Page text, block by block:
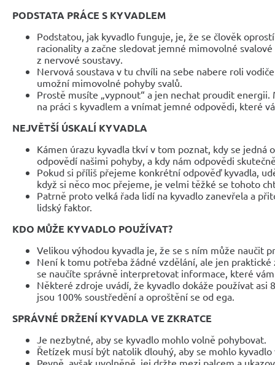
PODSTATA PRÁCE S KYVADLEM
Podstatou, jak kyvadlo funguje, je, že se člověk
racionality a začne sledovat jemné mimovolné
z nervové soustavy.
Nervová soustava v tu chvíli na sebe nabere roli
umožní mimovolné pohyby svalů.
Prostě musíte „vypnout“ a jen nechat proudit energii.
na práci s kyvadlem a vnímat jemné odpovědi, které
NEJVĚTŠÍ ÚSKALÍ KYVADLA
Kámen úrazu kyvadla tkví v tom poznat, kdy se jedná
odpovědí našimi pohyby, a kdy nám odpovědi
Pokud si příliš přejeme konkrétní odpověď kyvadla,
když si něco moc přejeme, je velmi těžké se tohoto
Patrně proto velká řada lidí na kyvadlo zanevřela a
lidský faktor.
KDO MŮŽE KYVADLO POUŽÍVAT?
Velikou výhodou kyvadla je, že se s ním může naučit
Není k tomu potřeba žádné vzdělání, ale jen
se naučíte správně interpretovat informace, které
Některé zdroje uvádí, že kyvadlo dokáže používat asi
jsou 100% soustředění a oproštění se od ega.
SPRÁVNÉ DRŽENÍ KYVADLA VE ZKRATCE
Je nezbytné, aby se kyvadlo mohlo volně pohybovat.
Řetízek musí být natolik dlouhý, aby se mohlo
Pevně, avšak uvolněně, jej držte mezi palcem a